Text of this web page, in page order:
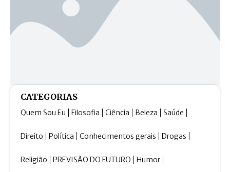
CATEGORIAS
Quem Sou Eu Filosofia Ciência Beleza Saúde
Direito Política Conhecimentos gerais Drogas
Religião PREVISÃO DO FUTURO Humor